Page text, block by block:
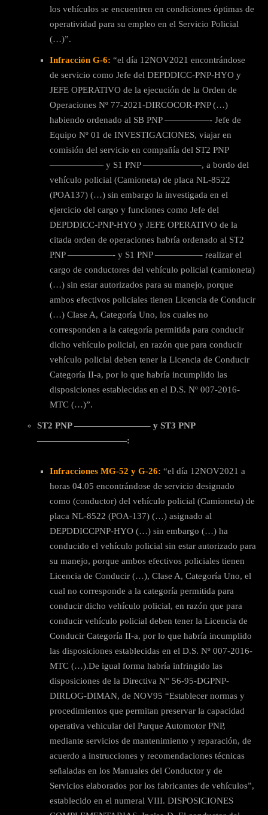
los vehículos se encuentren en condiciones óptimas de
operatividad para su empleo en el Servicio Policial
(…)”.
Infracción G-6: “el día 12NOV2021 encontrándose
de servicio como Jefe del DEPDDICC-PNP-HYO y
JEFE OPERATIVO de la ejecución de la Orden de
Operaciones Nº 77-2021-DIRCOCOR-PNP (…)
habiendo ordenado al SB PNP —————- Jefe de
Equipo Nº 01 de INVESTIGACIONES, viajar en
comisión del servicio en compañía del ST2 PNP
—————— y S1 PNP ——————–, a bordo del
vehículo policial (Camioneta) de placa NL-8522
(POA137) (…) sin embargo la investigada en el
ejercicio del cargo y funciones como Jefe del
DEPDDICC-PNP-HYO y JEFE OPERATIVO de la
citada orden de operaciones habría ordenado al ST2
PNP —————- y S1 PNP —————- realizar el
cargo de conductores del vehículo policial (camioneta)
(…) sin estar autorizados para su manejo, porque
ambos efectivos policiales tienen Licencia de Conducir
(…) Clase A, Categoría Uno, los cuales no
corresponden a la categoría permitida para conducir
dicho vehículo policial, en razón que para conducir
vehículo policial deben tener la Licencia de Conducir
Categoría II-a, por lo que habría incumplido las
disposiciones establecidas en el D.S. Nº 007-2016-
MTC (…)”.
ST2 PNP ————————– y ST3 PNP
——————————:
Infracciones MG-52 y G-26: “el día 12NOV2021 a
horas 04.05 encontrándose de servicio designado
como (conductor) del vehículo policial (Camioneta) de
placa NL-8522 (POA-137) (…) asignado al
DEPDDICCPNP-HYO (…) sin embargo (…) ha
conducido el vehículo policial sin estar autorizado para
su manejo, porque ambos efectivos policiales tienen
Licencia de Conducir (…), Clase A, Categoría Uno, el
cual no corresponde a la categoría permitida para
conducir dicho vehículo policial, en razón que para
conducir vehículo policial deben tener la Licencia de
Conducir Categoría II-a, por lo que habría incumplido
las disposiciones establecidas en el D.S. Nº 007-2016-
MTC (…).De igual forma habría infringido las
disposiciones de la Directiva N° 56-95-DGPNP-
DIRLOG-DIMAN, de NOV95 “Establecer normas y
procedimientos que permitan preservar la capacidad
operativa vehicular del Parque Automotor PNP,
mediante servicios de mantenimiento y reparación, de
acuerdo a instrucciones y recomendaciones técnicas
señaladas en los Manuales del Conductor y de
Servicios elaborados por los fabricantes de vehículos”,
establecido en el numeral VIII. DISPOSICIONES